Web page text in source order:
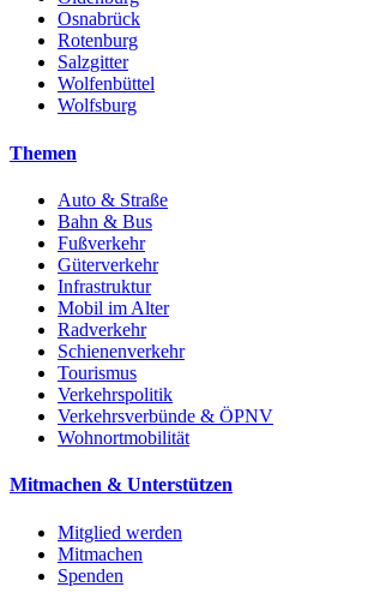
Osnabrück
Rotenburg
Salzgitter
Wolfenbüttel
Wolfsburg
Themen
Auto & Straße
Bahn & Bus
Fußverkehr
Güterverkehr
Infrastruktur
Mobil im Alter
Radverkehr
Schienenverkehr
Tourismus
Verkehrspolitik
Verkehrsverbünde & ÖPNV
Wohnortmobilität
Mitmachen & Unterstützen
Mitglied werden
Mitmachen
Spenden